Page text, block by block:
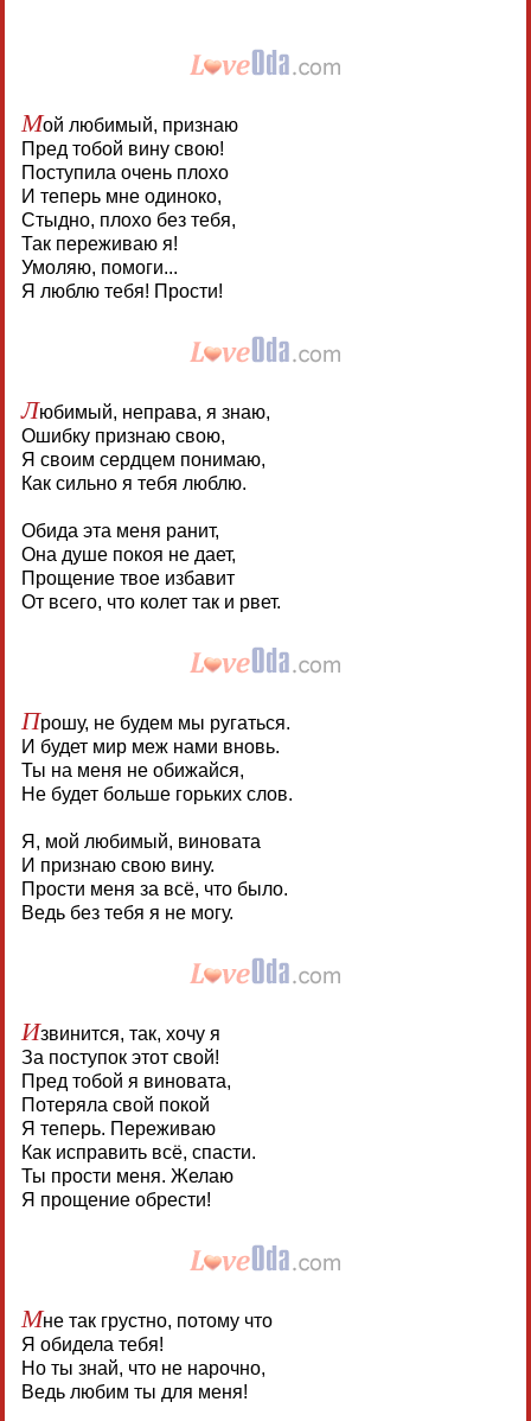
Мой любимый, признаю
Пред тобой вину свою!
Поступила очень плохо
И теперь мне одиноко,
Стыдно, плохо без тебя,
Так переживаю я!
Умоляю, помоги...
Я люблю тебя! Прости!
Любимый, неправа, я знаю,
Ошибку признаю свою,
Я своим сердцем понимаю,
Как сильно я тебя люблю.
Обида эта меня ранит,
Она душе покоя не дает,
Прощение твое избавит
От всего, что колет так и рвет.
Прошу, не будем мы ругаться.
И будет мир меж нами вновь.
Ты на меня не обижайся,
Не будет больше горьких слов.
Я, мой любимый, виновата
И признаю свою вину.
Прости меня за всё, что было.
Ведь без тебя я не могу.
Извинится, так, хочу я
За поступок этот свой!
Пред тобой я виновата,
Потеряла свой покой
Я теперь. Переживаю
Как исправить всё, спасти.
Ты прости меня. Желаю
Я прощение обрести!
Мне так грустно, потому что
Я обидела тебя!
Но ты знай, что не нарочно,
Ведь любим ты для меня!